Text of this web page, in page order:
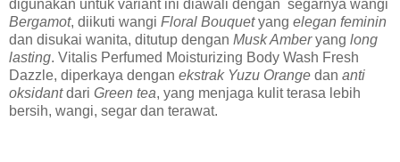
digunakan untuk variant ini diawali dengan segarnya wangi
Bergamot, diikuti wangi Floral Bouquetyang elegan feminin
dan disukai wanita, ditutup dengan Musk Amberyang long
lasting. Vitalis Perfumed Moisturizing Body Wash Fresh
Dazzle, diperkaya dengan ekstrak Yuzu Orange dan anti
oksidantdari Green tea, yang menjaga kulit terasa lebih
bersih, wangi, segar dan terawat.